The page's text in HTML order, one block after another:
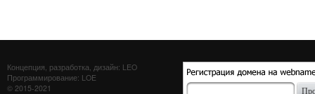
Концепция, разработка, дизайн: LEO
Программирование: LOE
© 2015-2021